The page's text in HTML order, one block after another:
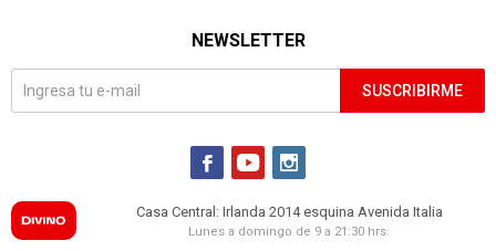
NEWSLETTER
SUSCRIBIRME
  
Casa Central: Irlanda 2014 esquina Avenida Italia
Lunes a domingo de 9 a 21:30 hrs.